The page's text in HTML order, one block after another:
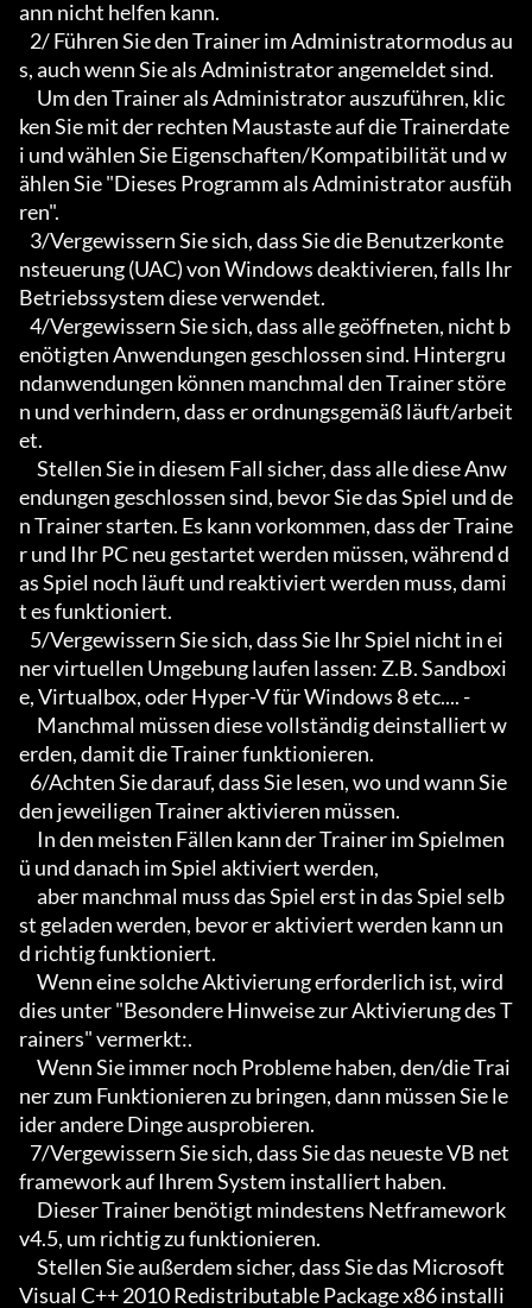
ann nicht helfen kann.
s, auch wenn Sie als Administrator angemeldet sind.
ken Sie mit der rechten Maustaste auf die Trainerdate
i und wählen Sie Eigenschaften/Kompatibilität und w
ählen Sie "Dieses Programm als Administrator ausfüh
ren".
nsteuerung (UAC) von Windows deaktivieren, falls Ihr
Betriebssystem diese verwendet.
enötigten Anwendungen geschlossen sind. Hintergru
ndanwendungen können manchmal den Trainer störe
n und verhindern, dass er ordnungsgemäß läuft/arbeit
et.
endungen geschlossen sind, bevor Sie das Spiel und de
n Trainer starten. Es kann vorkommen, dass der Traine
r und Ihr PC neu gestartet werden müssen, während d
as Spiel noch läuft und reaktiviert werden muss, dami
t es funktioniert.
ner virtuellen Umgebung laufen lassen: Z.B. Sandboxi
e, Virtualbox, oder Hyper-V für Windows 8 etc.... -
erden, damit die Trainer funktionieren.
den jeweiligen Trainer aktivieren müssen.
ü und danach im Spiel aktiviert werden,
st geladen werden, bevor er aktiviert werden kann un
d richtig funktioniert.
dies unter "Besondere Hinweise zur Aktivierung des T
rainers" vermerkt:.
ner zum Funktionieren zu bringen, dann müssen Sie le
ider andere Dinge ausprobieren.
framework auf Ihrem System installiert haben.
v4.5, um richtig zu funktionieren.
Visual C++ 2010 Redistributable Package x86 installi